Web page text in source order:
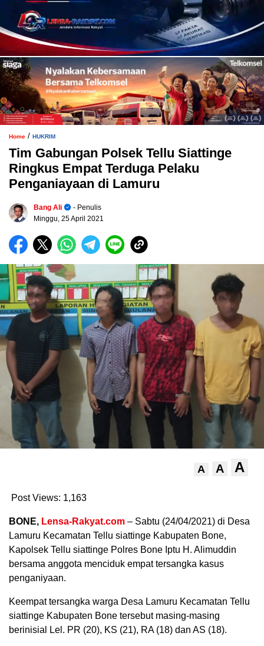
Home / HUKRIM
Tim Gabungan Polsek Tellu Siattinge
Ringkus Empat Terduga Pelaku
Penganiayaan di Lamuru
Bang Ali
- Penulis
Minggu, 25 April 2021
A A A
Post Views: 1,163
BONE, Lensa-Rakyat.com – Sabtu (24/04/2021) di Desa
Lamuru Kecamatan Tellu siattinge Kabupaten Bone,
Kapolsek Tellu siattinge Polres Bone Iptu H. Alimuddin
bersama anggota menciduk empat tersangka kasus
penganiyaan.
Keempat tersangka warga Desa Lamuru Kecamatan Tellu
siattinge Kabupaten Bone tersebut masing-masing
berinisial Lel. PR (20), KS (21), RA (18) dan AS (18).